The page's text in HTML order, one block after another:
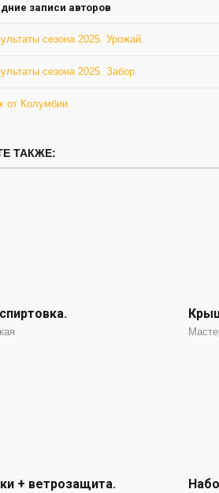
записи авторов
сезона 2025. Урожай.
сезона 2025. Забор.
от Колумбии.
ТАКЖЕ:
+ ветрозащита.